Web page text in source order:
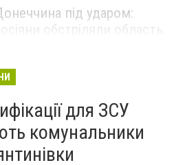
під ударом:
росіяни обстріляли область
для ЗСУ
комунальники